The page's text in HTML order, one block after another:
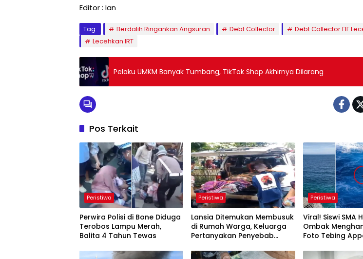
Editor : Ian
Tag: Berdalih Ringankan Angsuran Debt Collector
Debt Collector FIF
Lecehkan IRT
Pelaku UMKM Banyak Tumbang, TikTok Shop Akhirnya Dilarang
Pos Terkait
Peristiwa
Perwira Polisi di Bone Diduga
Terobos Lampu Merah,
Balita 4 Tahun Tewas
Peristiwa
Lansia Ditemukan Membusuk
di Rumah Warga, Keluarga
Pertanyakan Penyebab
Peristiwa
Viral! Siswi SMA
Ombak
Foto Tebing